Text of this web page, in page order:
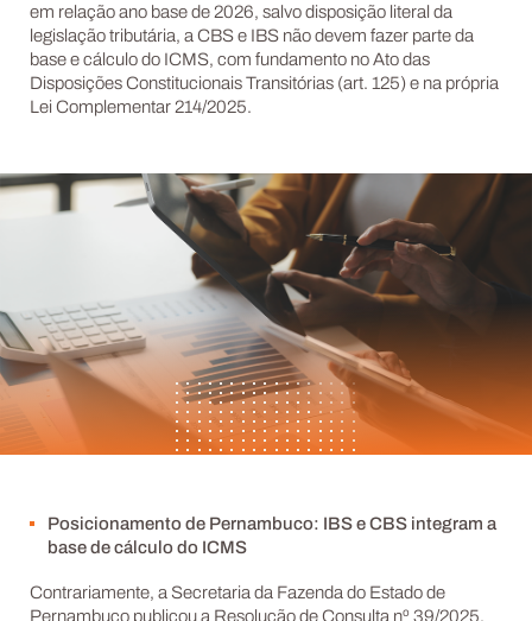
em relação ano base de 2026, salvo disposição literal da
legislação tributária, a CBS e IBS não devem fazer parte da
base e cálculo do ICMS, com fundamento no Ato das
Disposições Constitucionais Transitórias (art. 125) e na própria
Lei Complementar 214/2025.
Posicionamento de Pernambuco: IBS e CBS integram a
base de cálculo do ICMS
Contrariamente, a Secretaria da Fazenda do Estado de